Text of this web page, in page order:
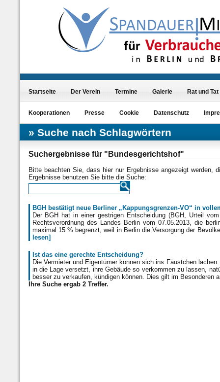
Startseite Der Verein Termine Galerie Rat und Tat
Kooperationen Presse Cookie Datenschutz
Suche nach Schlagwörtern
Suchergebnisse für "Bundesgerichtshof"
Bitte beachten Sie, dass hier nur Ergebnisse angezeigt werden,
Ergebnisse benutzen Sie bitte die Suche:
BGH bestätigt neue Berliner „Kappungsgrenzen-VO“ in
Der BGH hat in einer gestrigen Entscheidung (BGH, Urteil
Rechtsverordnung des Landes Berlin vom 07.05.2013, die
maximal 15 % begrenzt, weil in Berlin die Versorgung der
lesen]
Ist das eine gerechte Entscheidung?
Die Vermieter und Eigentümer können sich ins Fäustchen
in die Lage versetzt, ihre Gebäude so verkommen zu lassen,
besser zu verkaufen, kündigen können. Dies gilt im
Ihre Suche ergab 2 Treffer.